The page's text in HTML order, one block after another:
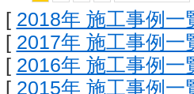
[ 2018年 施工事例一
[ 2017年 施工事例一
[ 2016年 施工事例一
[ 2015年 施工事例一